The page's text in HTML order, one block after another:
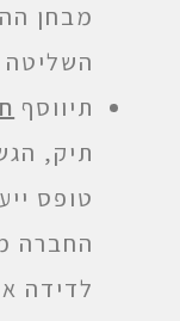
מבחן
השליטה
תיווסף
טופס
החברה
לדידה